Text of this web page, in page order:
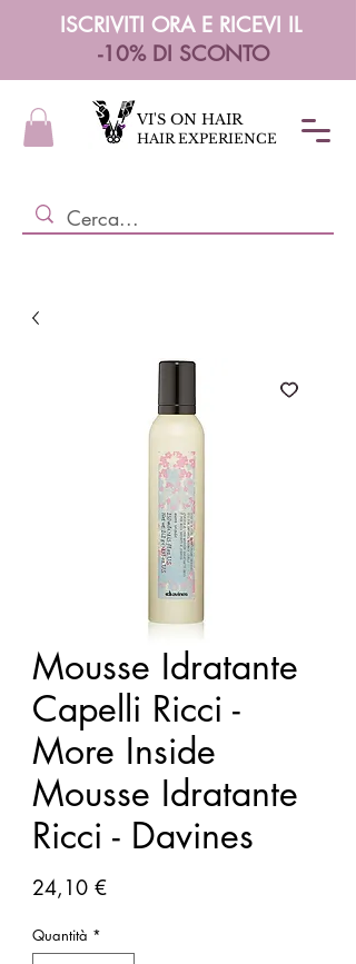
ISCRIVITI ORA E RICEVI IL
-10% DI SCONTO
HAIR EXPERIENCE
VI'S ON HAIR
Mousse Idratante
Capelli Ricci -
More Inside
Mousse Idratante
Ricci - Davines
24,10 €Prezzo
Quantità *